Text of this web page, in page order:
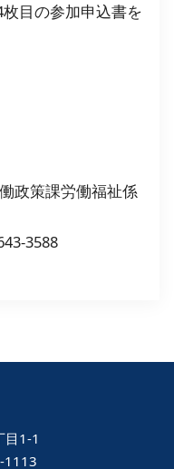
目の参加申込書を
政策課労働福祉係
3588
目1-1
1113